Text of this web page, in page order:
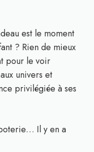
est le moment
? Rien de mieux
pour le voir
univers et
privilégiée à ses
Il y en a